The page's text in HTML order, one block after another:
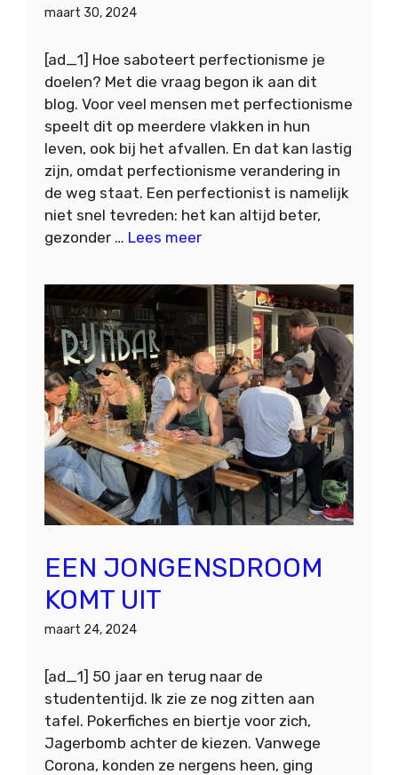
maart 30, 2024
[ad_1] Hoe saboteert perfectionisme je
doelen? Met die vraag begon ik aan dit
blog. Voor veel mensen met perfectionisme
speelt dit op meerdere vlakken in hun
leven, ook bij het afvallen. En dat kan lastig
zijn, omdat perfectionisme verandering in
de weg staat. Een perfectionist is namelijk
niet snel tevreden: het kan altijd beter,
gezonder … Lees meer
EEN JONGENSDROOM
KOMT UIT
maart 24, 2024
[ad_1] 50 jaar en terug naar de
studententijd. Ik zie ze nog zitten aan
tafel. Pokerfiches en biertje voor zich,
Jagerbomb achter de kiezen. Vanwege
Corona, konden ze nergens heen, ging